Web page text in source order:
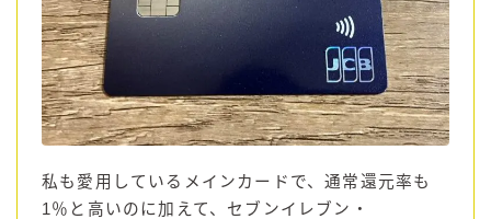
合同酒精
その他メーカー
素滴しぼり
Amazon
私も愛用しているメインカードで、通常還元率も
1％と高いのに加えて、セブンイレブン・